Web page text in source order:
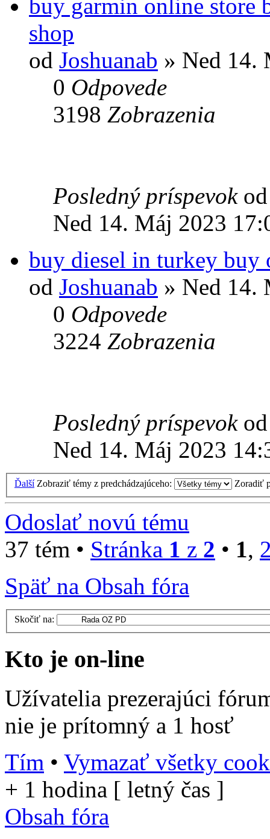
buy garmin online store
shop
od Joshuanab » Ned 14.
0 Odpovede
3198 Zobrazenia
Posledný príspevok
Ned 14. Máj 2023
buy diesel in turkey buy
od Joshuanab » Ned 14.
0 Odpovede
3224 Zobrazenia
Posledný príspevok
Ned 14. Máj 2023
Ďalší Zobraziť témy z predchádzajúceho: Zoradiť
Odoslať novú tému
37 tém • Stránka 1 z 2 • 1,
Späť na Obsah fóra
Skočiť na:
Kto je on-line
Užívatelia prezerajúci
nie je prítomný a 1 hosť
Tím • Vymazať všetky
+ 1 hodina [ letný čas ]
Obsah fóra